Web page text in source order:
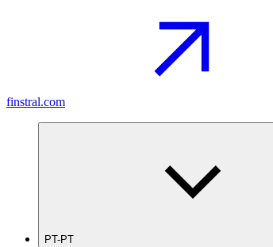
finstral.com
PT-PT